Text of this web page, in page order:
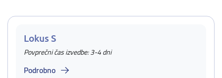
Lokus S
Povprečni čas izvedbe: 3-4 dni
Podrobno